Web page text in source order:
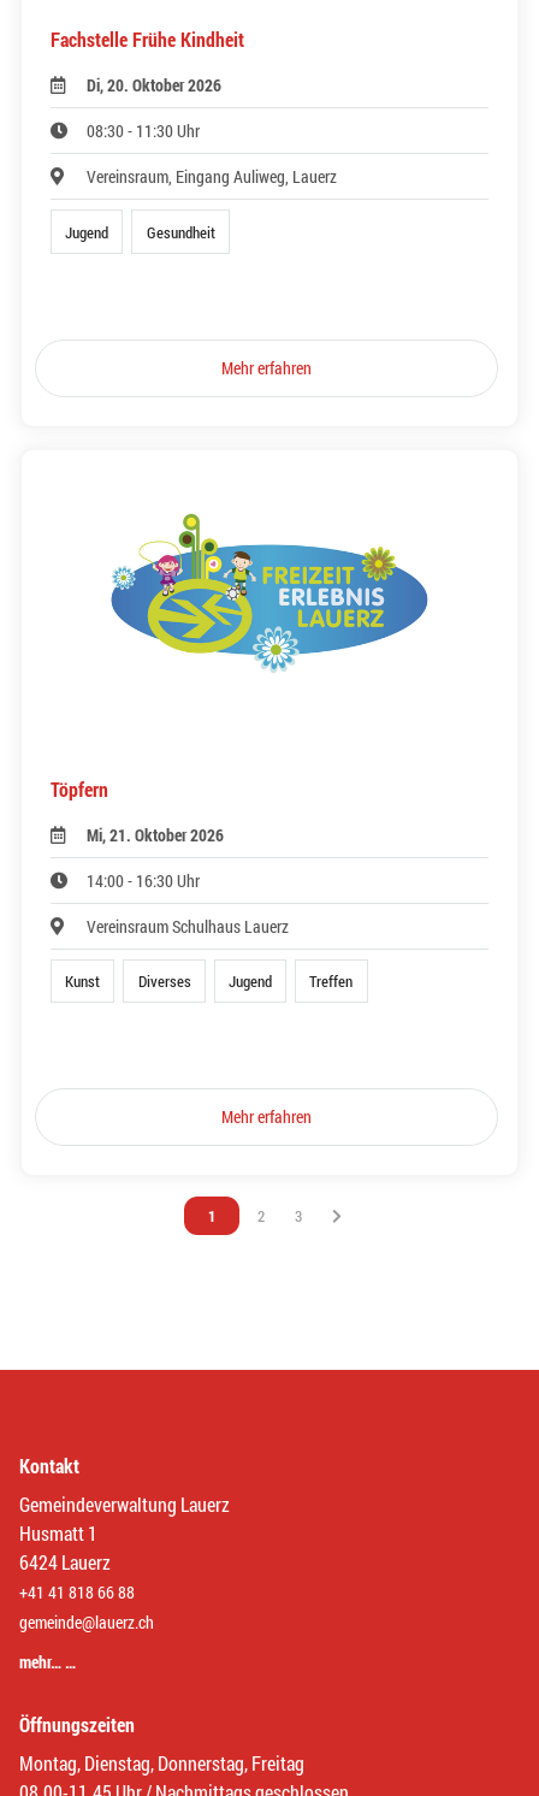
Fachstelle Frühe Kindheit
Di, 20. Oktober 2026
08:30 - 11:30 Uhr
Vereinsraum, Eingang Auliweg, Lauerz
Jugend Gesundheit
Mehr erfahren
Töpfern
Mi, 21. Oktober 2026
14:00 - 16:30 Uhr
Vereinsraum Schulhaus Lauerz
Kunst Diverses Jugend Treffen
Mehr erfahren
Vous êtes sur la page
1 Vous êtes sur la page
2 Vous êtes sur la page
3
Kontakt
Gemeindeverwaltung Lauerz
Husmatt 1
6424 Lauerz
+41 41 818 66 88
gemeinde@lauerz.ch
mehr… …
Öffnungszeiten
Montag, Dienstag, Donnerstag, Freitag